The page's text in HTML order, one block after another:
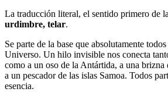
La traducción literal, el sentido primero de
urdimbre, telar.
Se parte de la base que absolutamente
Universo. Un hilo invisible nos conecta
como a un oso de la Antártida, a una
a un pescador de las islas Samoa. Todos
esencia.